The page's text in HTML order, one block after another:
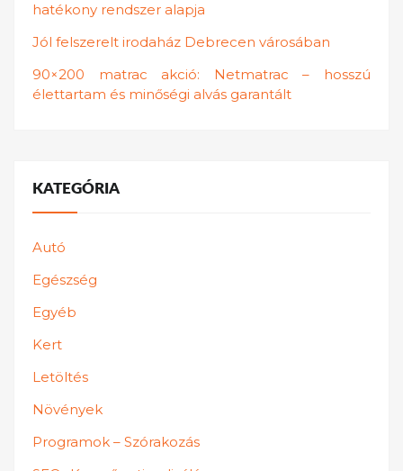
hatékony rendszer alapja
Jól felszerelt irodaház Debrecen városában
90×200 matrac akció: Netmatrac – hosszú
élettartam és minőségi alvás garantált
KATEGÓRIA
Autó
Egészség
Egyéb
Kert
Letöltés
Növények
Programok – Szórakozás